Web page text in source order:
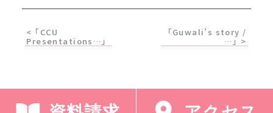
< 「CCU
Presentations…」
「Guwali’s story /
…」 >